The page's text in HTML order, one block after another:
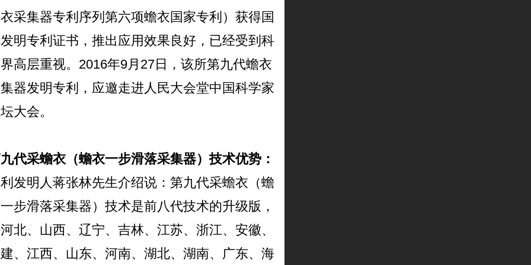
采集器专利序列第六项蟾衣国家专利）获得国
明专利证书，推出应用效果良好，已经受到科
高层重视。2016年9月27日，该所第九代蟾衣
器发明专利，应邀走进人民大会堂中国科学家
大会。
代采蟾衣（蟾衣一步滑落采集器）技术优势：
发明人蒋张林先生介绍说：第九代采蟾衣（蟾
步滑落采集器）技术是前八代技术的升级版，
北、山西、辽宁、吉林、江苏、浙江、安徽、
、江西、山东、河南、湖北、湖南、广东、海